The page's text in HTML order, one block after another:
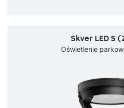
Skver LED S
Oświetlenie